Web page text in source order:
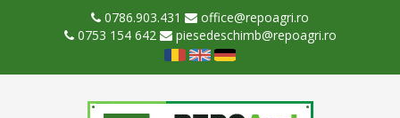
0786.903.431
office@repoagri.ro
0753 154 642
piesedeschimb@repoagri.ro